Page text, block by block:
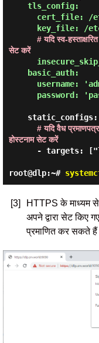
# यदि स्व-
सेट करें
password:
# यदि वैध
होस्टनाम सेट करें
root@dlp:~#
[3]
HTTPS के माध्यम
अपने द्वारा सेट किए
प्रमाणित कर सकते हैं